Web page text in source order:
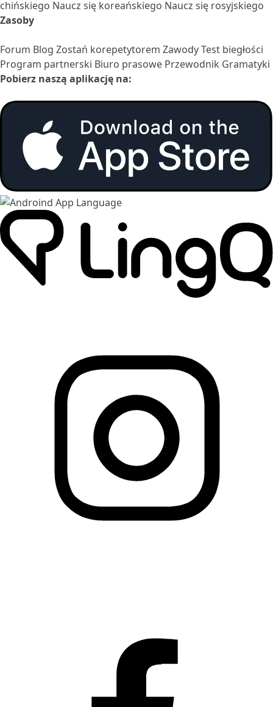
chińskiego Naucz się koreańskiego Naucz się rosyjskiego
Zasoby
Forum Blog Zostań korepetytorem ZawodyTest biegłości
Program partnerski Biuro prasowe Przewodnik Gramatyki
Pobierz naszą aplikację na: